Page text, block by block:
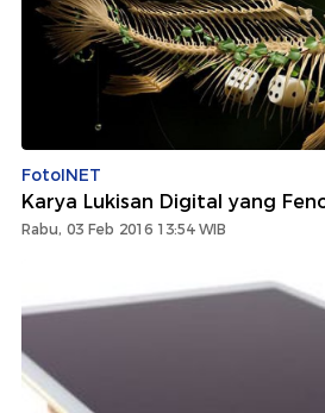
FotoINET
Karya Lukisan Digital yang
Rabu, 03 Feb 2016 13:54 WIB